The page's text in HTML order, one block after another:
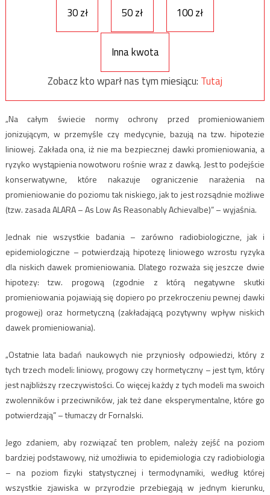
30 zł 50 zł 100 zł
Inna kwota
Zobacz kto wparł nas tym miesiącu: Tutaj
„Na całym świecie normy ochrony przed promieniowaniem
jonizującym, w przemyśle czy medycynie, bazują na tzw. hipotezie
liniowej. Zakłada ona, iż nie ma bezpiecznej dawki promieniowania, a
ryzyko wystąpienia nowotworu rośnie wraz z dawką. Jest to podejście
konserwatywne, które nakazuje ograniczenie narażenia na
promieniowanie do poziomu tak niskiego, jak to jest rozsądnie możliwe
(tzw. zasada ALARA – As Low As Reasonably Achievalbe)” – wyjaśnia.
Jednak nie wszystkie badania – zarówno radiobiologiczne, jak i
epidemiologiczne – potwierdzają hipotezę liniowego wzrostu ryzyka
dla niskich dawek promieniowania. Dlatego rozważa się jeszcze dwie
hipotezy: tzw. progową (zgodnie z którą negatywne skutki
promieniowania pojawiają się dopiero po przekroczeniu pewnej dawki
progowej) oraz hormetyczną (zakładającą pozytywny wpływ niskich
dawek promieniowania).
„Ostatnie lata badań naukowych nie przyniosły odpowiedzi, który z
tych trzech modeli: liniowy, progowy czy hormetyczny – jest tym, który
jest najbliższy rzeczywistości. Co więcej każdy z tych modeli ma swoich
zwolenników i przeciwników, jak też dane eksperymentalne, które go
potwierdzają” – tłumaczy dr Fornalski.
Jego zdaniem, aby rozwiązać ten problem, należy zejść na poziom
bardziej podstawowy, niż umożliwia to epidemiologia czy radiobiologia
– na poziom fizyki statystycznej i termodynamiki, według której
wszystkie zjawiska w przyrodzie przebiegają w jednym kierunku,